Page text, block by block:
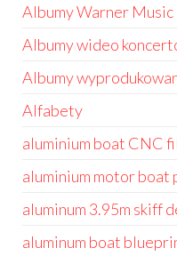
Albumy Warner Music
Albumy wideo
Albumy
Alfabety
aluminium boat CNC
aluminium motor boat
aluminum 3.95m skiff
aluminum boat